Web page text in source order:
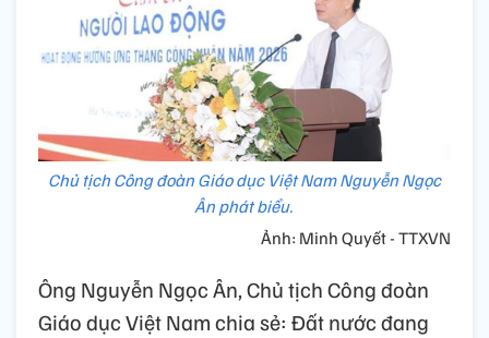
Chủ tịch Công đoàn Giáo dục Việt Nam Nguyễn Ngọc
Ân phát biểu.
Ảnh: Minh Quyết - TTXVN
Ông Nguyễn Ngọc Ân, Chủ tịch Công đoàn
Giáo dục Việt Nam chia sẻ: Đất nước đang